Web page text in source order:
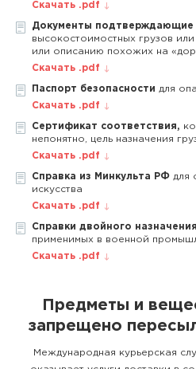
Скачать .pdf
Документы подтверждающие
высокостоимостных грузов
или описанию похожих на
Скачать .pdf
Паспорт безопасности для
Скачать .pdf
Сертификат соответствия,
непонятно, цель назначения
Скачать .pdf
Справка из Минкульта РФ для
искусства
Скачать .pdf
Справки двойного назначения
применимых в военной
Скачать .pdf
Предметы и
запрещено
Международная курьерская